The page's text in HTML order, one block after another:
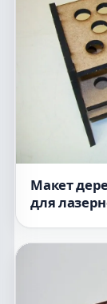
Макет
для